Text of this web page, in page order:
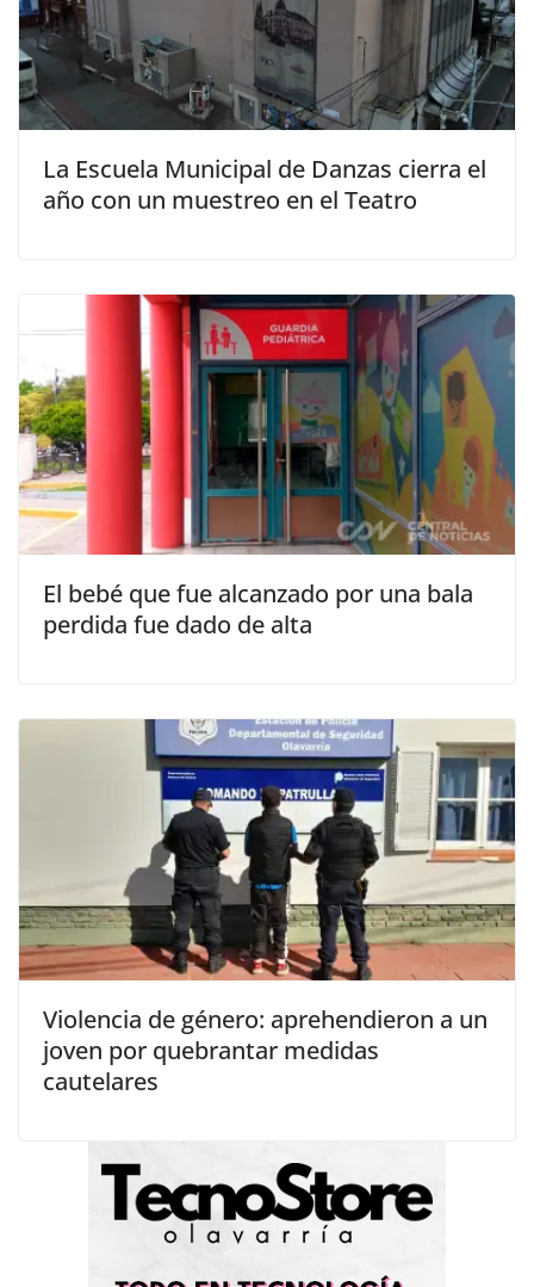
La Escuela Municipal de Danzas cierra el
año con un muestreo en el Teatro
El bebé que fue alcanzado por una bala
perdida fue dado de alta
Violencia de género: aprehendieron a un
joven por quebrantar medidas
cautelares